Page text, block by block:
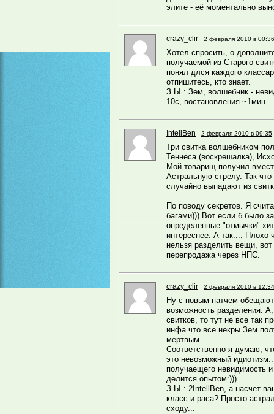
элите - её моментально
crazy_clir 2 февраля 2010 в 00:36
Хотел спросить, о
получаемой из Старого
понял длся каждого
отпишитесь, кто знает.
З.Ы.: Зем, волшебник -
10с, востановления ~1мин.
IntellBen 2 февраля 2010 в 09:35
Три свитка волшебником
Теннеса (воскрешалка),
Мой товарищ получил
Астральную стрелу. Так
случайно выпадают из
По поводу секретов. Я
багами))) Вот если б было
определенные "отмычки"-
интереснее. А так.... Плохо
нельзя разделить вещи,
перепродажа через НПС.
crazy_clir 2 февраля 2010 в 12:34
Ну с новым патчем
возможность разделения.
свитков, то тут не все так
инфа что все некры Зем
мертвым.
Соответственно я думаю,
это невозможный
получаещего невидимость
делится опытом:)))
З.Ы.: 2IntellBen, а насчет
класс и раса? Просто
сходу...